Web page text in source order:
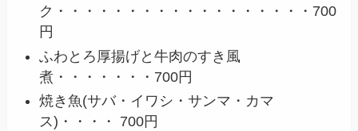
ク・・・・・・・・・・・・・・・・・・700
円
ふわとろ厚揚げと牛肉のすき風
煮・・・・・・・700円
焼き魚(サバ・イワシ・サンマ・カマ
ス)・・・・ 700円